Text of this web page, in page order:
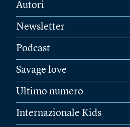
Autori
Newsletter
Podcast
Savage love
Ultimo numero
Internazionale Kids